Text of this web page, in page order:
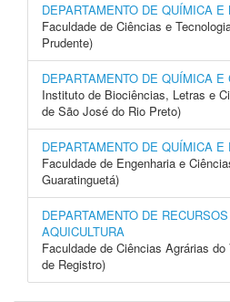
DEPARTAMENTO DE QUÍMICA
Faculdade de Ciências e
Prudente)
DEPARTAMENTO DE QUÍMICA
Instituto de Biociências, Letras e
de São José do Rio Preto)
DEPARTAMENTO DE QUÍMICA E
Faculdade de Engenharia e
Guaratinguetá)
DEPARTAMENTO DE
AQUICULTURA
Faculdade de Ciências Agrárias
de Registro)